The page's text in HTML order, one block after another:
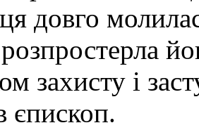
довго
захисту і
єпископ.